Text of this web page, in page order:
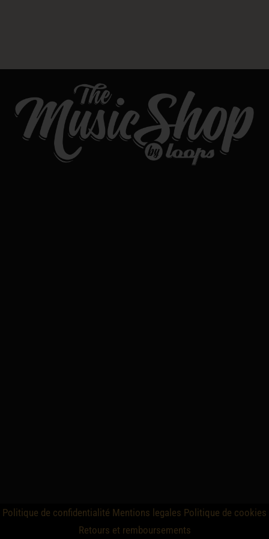
Politique de confidentialité Mentions legales Politique de cookies
Retours et remboursements